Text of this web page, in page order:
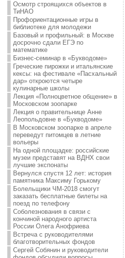
Осмотр строящихся объектов в
ТиНАО
Профориентационные игры в
библиотеке для молодежи
Базовый и профильный: в Москве
досрочно сдали ЕГЭ по
математике
Бизнес-семинар в «Букводоме»
Греческие пирожки и итальянские
кексы: на фестивале «Пасхальный
дар» откроются четыре
кулинарные школы
Лекция «Полноцветное общение» в
Московском зоопарке
Лекция о правительнице Анне
Леопольдовне в «Букводоме»
В Московском зоопарке в апреле
переведут питомцев в летние
вольеры
На одной площадке: российские
музеи представят на ВДНХ свои
лучшие экспонаты
Вернулся спустя 12 лет: история
памятника Максиму Горькому
Болельщики ЧМ-2018 смогут
заказать бесплатные билеты на
поезд по телефону
Соболезнования в связи с
кончиной народного артиста
России Олега Анофриева
Встреча с руководителями
благотворительных фондов
Сергей Собянин и руководители